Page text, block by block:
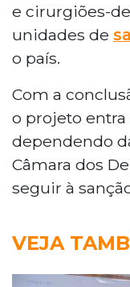
e cirurgiões-
unidades de
o país.
Com a
o projeto entra
dependendo
Câmara dos
seguir à
VEJA